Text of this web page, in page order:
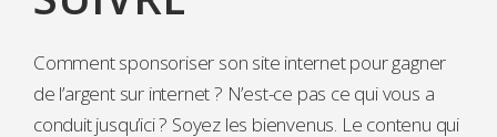
Comment sponsoriser son site internet pour gagner
de l’argent sur internet ? N’est-ce pas ce qui vous a
conduit jusqu’ici ? Soyez les bienvenus. Le contenu qui